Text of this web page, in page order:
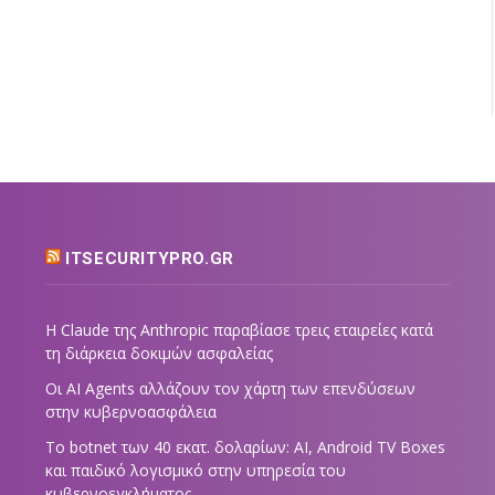
ITSECURITYPRO.GR
Η Claude της Anthropic παραβίασε τρεις εταιρείες κατά
τη διάρκεια δοκιμών ασφαλείας
Οι AI Agents αλλάζουν τον χάρτη των επενδύσεων
στην κυβερνοασφάλεια
Το botnet των 40 εκατ. δολαρίων: AI, Android TV Boxes
και παιδικό λογισμικό στην υπηρεσία του